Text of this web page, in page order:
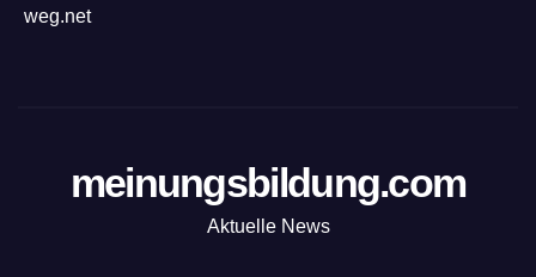
weg.net
meinungsbildung.com
Aktuelle News